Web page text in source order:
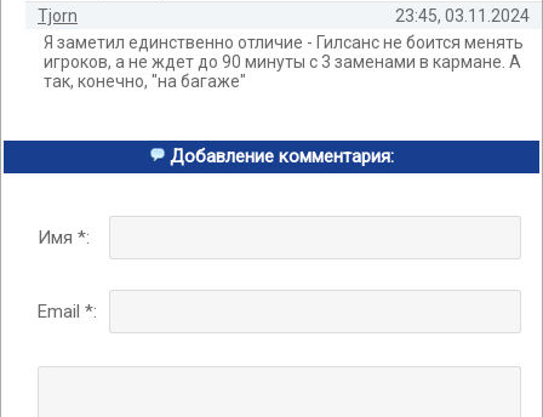
Tjorn
23:45, 03.11.2024
Я заметил единственно отличие - Гилсанс не боится менять
игроков, а не ждет до 90 минуты с 3 заменами в кармане. А
так, конечно, "на багаже"
Добавление комментария:
Имя *:
Email *: